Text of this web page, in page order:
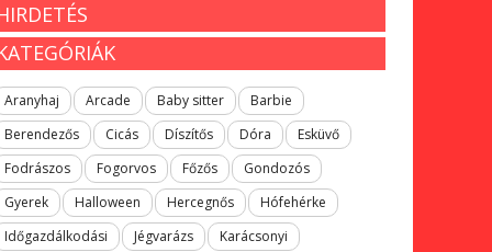
Aranyhaj Arcade Baby sitter
Barbie
Berendezős
Cicás Díszítős Dóra
Esküvő
Fodrászos
Fogorvos Főzős
Gondozós
Gyerek
Halloween Hercegnős
Hófehérke
Időgazdálkodási
Jégvarázs
Karácsonyi